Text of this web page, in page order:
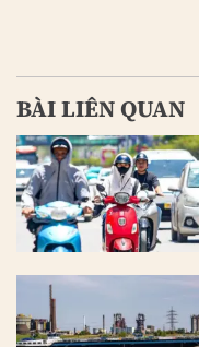
BÀI LIÊN QUAN